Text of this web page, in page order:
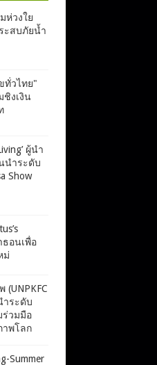
ห่วงใย
ะสบภัยน้ำ
ทั่วไทย"
ชิงเงิน
ผู้นำ
นำระดับ
Show
ธอนเพื่อ
ม่
ำระดับ
ร่วมมือ
าพโลก
Summer